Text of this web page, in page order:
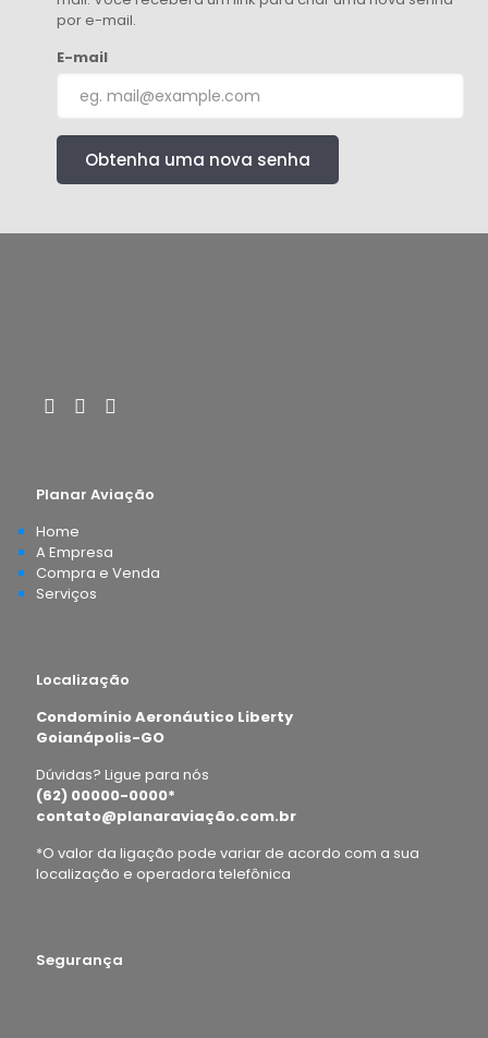
por e-mail.
E-mail
Obtenha uma nova senha
Planar Aviação
Home
A Empresa
Compra e Venda
Serviços
Localização
Condomínio Aeronáutico Liberty
Goianápolis-GO
Dúvidas? Ligue para nós
(62) 00000-0000*
contato@planaraviação.com.br
*O valor da ligação pode variar de acordo com a sua
localização e operadora telefônica
Segurança